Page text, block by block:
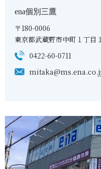
ena個別三鷹
〒180-0006
東京都武蔵野市中町１丁目
0422-60-0711